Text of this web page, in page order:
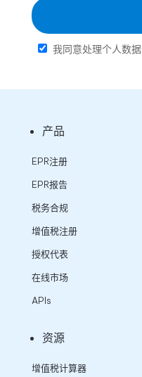
我同意处理个人数据
产品
EPR注册
EPR报告
税务合规
增值税注册
授权代表
在线市场
APIs
资源
增值税计算器